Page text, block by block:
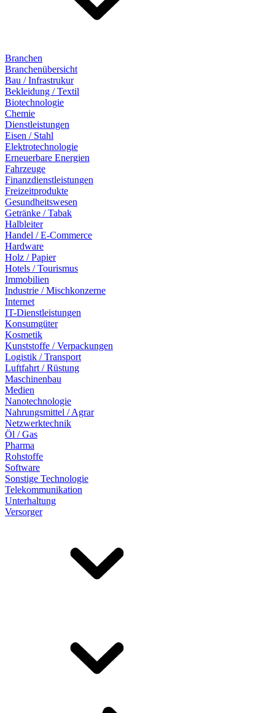
Branchen
Branchenübersicht
Bau / Infrastrukur
Bekleidung / Textil
Biotechnologie
Chemie
Dienstleistungen
Eisen / Stahl
Elektrotechnologie
Erneuerbare Energien
Fahrzeuge
Finanzdienstleistungen
Freizeitprodukte
Gesundheitswesen
Getränke / Tabak
Halbleiter
Handel / E-Commerce
Hardware
Holz / Papier
Hotels / Tourismus
Immobilien
Industrie / Mischkonzerne
Internet
IT-Dienstleistungen
Konsumgüter
Kosmetik
Kunststoffe / Verpackungen
Logistik / Transport
Luftfahrt / Rüstung
Maschinenbau
Medien
Nanotechnologie
Nahrungsmittel / Agrar
Netzwerktechnik
Öl / Gas
Pharma
Rohstoffe
Software
Sonstige Technologie
Telekommunikation
Unterhaltung
Versorger